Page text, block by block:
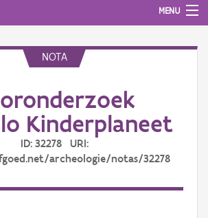
MENU
NOTA
Kinderplaneet
ID: 32278 URI:
archeologie/notas/32278